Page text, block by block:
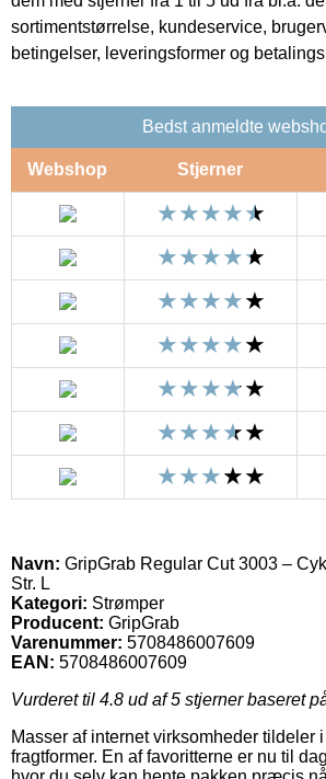
sortimentstørrelse, kundeservice,
betingelser, leveringsformer og
Bedst anmeldte
Webshop Stjerner
Navn: GripGrab Regular Cut 3003 –
Str. L
Kategori: Strømper
Producent: GripGrab
Varenummer: 5708486007609
EAN: 5708486007609
Vurderet til 4.8 ud af 5 stjerner baseret
Masser af internet virksomheder tildeler
fragtformer. En af favoritterne er nu til